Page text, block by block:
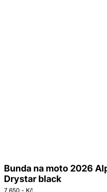
Bunda na moto 2026
Drystar black
7 650,- Kč